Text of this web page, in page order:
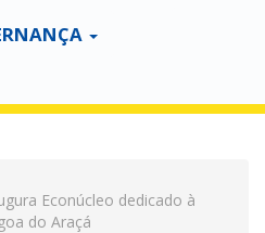
Econúcleo dedicado à
do Araçá